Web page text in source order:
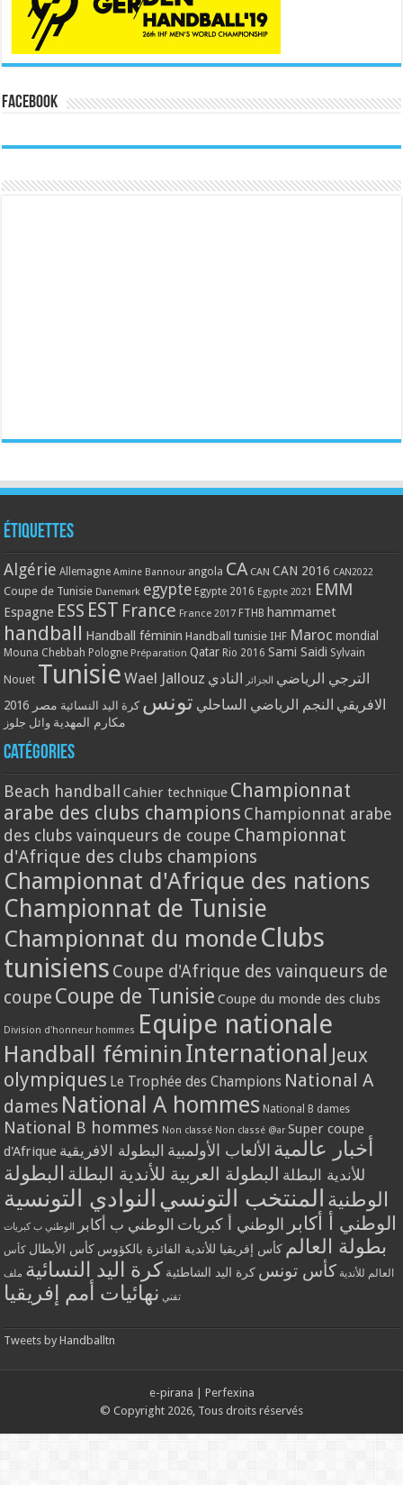
Facebook
Étiquettes
Algérie Allemagne Amine Bannour angola CA CAN CAN 2016 CAN2022
Coupe de Tunisie Danemark egypte Egypte 2016 Egypte 2021 EMM
Espagne ESS EST France France 2017 FTHB hammamet
handball Handball féminin Handball tunisie IHF Maroc mondial
Mouna Chebbah Pologne Préparation Qatar Rio 2016 Sami Saidi Sylvain
Nouet Tunisie Wael Jallouz الترجي الرياضي الجزائر النادي
الافريقي النجم الرياضي الساحلي تونس كرة اليد النسائية مصر 2016
مكارم المهدية وائل جلوز
Catégories
Beach handball Cahier technique Championnat
arabe des clubs champions Championnat arabe
des clubs vainqueurs de coupe Championnat
d'Afrique des clubs champions
Championnat d'Afrique des nations
Championnat de Tunisie
Championnat du monde Clubs
tunisiens Coupe d'Afrique des vainqueurs de
coupe Coupe de Tunisie Coupe du monde des clubs
Division d'honneur hommes Equipe nationale
Handball féminin International Jeux
olympiques Le Trophée des Champions National A
dames National A hommes National B dames
National B hommes Non classé Non classé @ar Super coupe
d'Afrique
أخبار عالمية الألعاب الأولمبية البطولة الافريقية
للأندية البطلة البطولة العربية للأندية البطلة البطولة
الوطنية المنتخب التونسي النوادي التونسية
الوطني أ أكابر الوطني أ كبريات الوطني ب أكابر الوطني ب كبريات
بطولة العالم كأس إفريقيا للأندية الفائزة بالكؤوس كأس الأبطال كأس
العالم للأندية كأس تونس كرة اليد الشاطئية كرة اليد النسائية ملف
تقني نهائيات أمم إفريقيا
Tweets by Handballtn
e-pirana | Perfexina
© Copyright 2026, Tous droits réservés